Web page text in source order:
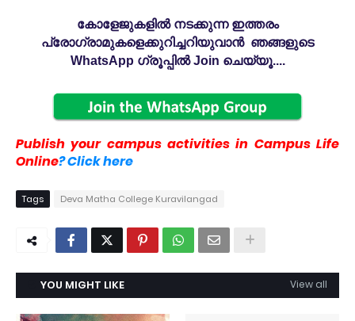
കോളേജുകളിൽ നടക്കുന്ന ഇത്തരം
പ്രോഗ്രാമുകളെക്കുറിച്ചറിയുവാൻ ഞങ്ങളുടെ
WhatsApp ഗ്രൂപ്പിൽ Join ചെയ്യൂ....
Publish your campus activities in Campus Life
Online? Click here
Tags Deva Matha College Kuravilangad
YOU MIGHT LIKE View all